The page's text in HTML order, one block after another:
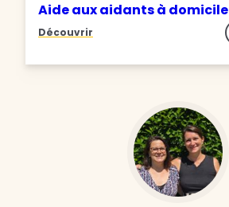
Aide aux aidants à domicile
Découvrir